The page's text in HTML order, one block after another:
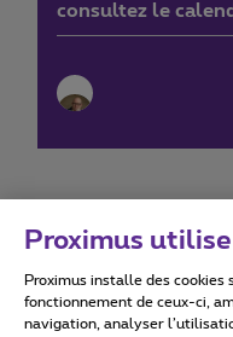
consultez le
Conditions
Proximus
Proximus installe des cookies
fonctionnement de ceux-ci,
navigation, analyser